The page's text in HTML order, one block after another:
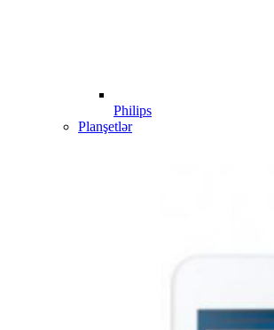
Philips
Planşetlər